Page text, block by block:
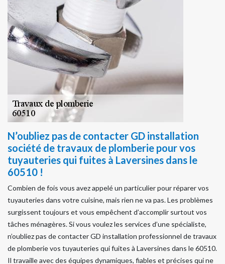
N’oubliez pas de contacter GD installation
société de travaux de plomberie pour vos
tuyauteries qui fuites à Laversines dans le
60510 !
Combien de fois vous avez appelé un particulier pour réparer vos
tuyauteries dans votre cuisine, mais rien ne va pas. Les problèmes
surgissent toujours et vous empêchent d’accomplir surtout vos
tâches ménagères. Si vous voulez les services d’une spécialiste,
n’oubliez pas de contacter GD installation professionnel de travaux
de plomberie vos tuyauteries qui fuites à Laversines dans le 60510.
Il travaille avec des équipes dynamiques, fiables et précises qui ne